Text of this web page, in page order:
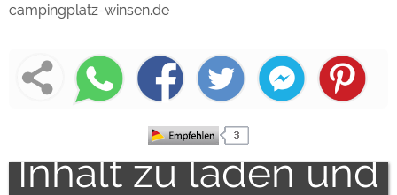
campingplatz-winsen.de
Um den externen
Inhalt zu laden und